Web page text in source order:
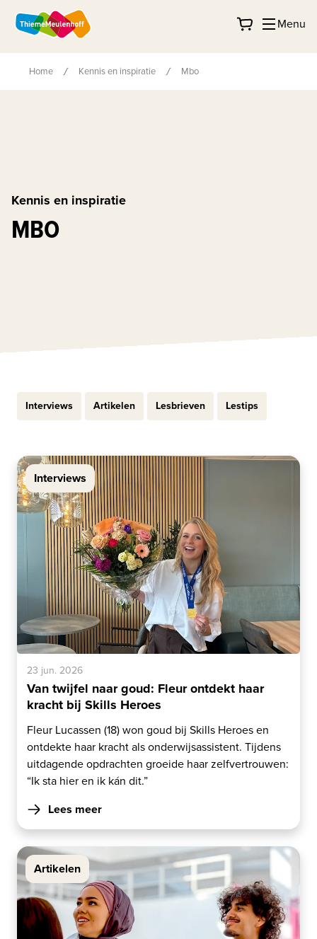
Menu
Home Kennis en inspiratie Mbo
Kennis en inspiratie
MBO
Interviews Artikelen Lesbrieven Lestips
Interviews
23 jun. 2026
Van twijfel naar goud: Fleur ontdekt haar
kracht bij Skills Heroes
Fleur Lucassen (18) won goud bij Skills Heroes en
ontdekte haar kracht als onderwijsassistent. Tijdens
uitdagende opdrachten groeide haar zelfvertrouwen:
“Ik sta hier en ik kán dit.”
Lees meer
Artikelen